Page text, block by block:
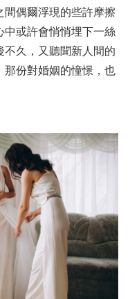
間偶爾浮現的些許摩擦
中或許會悄悄埋下一絲
不久，又聽聞新人間的
那份對婚姻的憧憬，也